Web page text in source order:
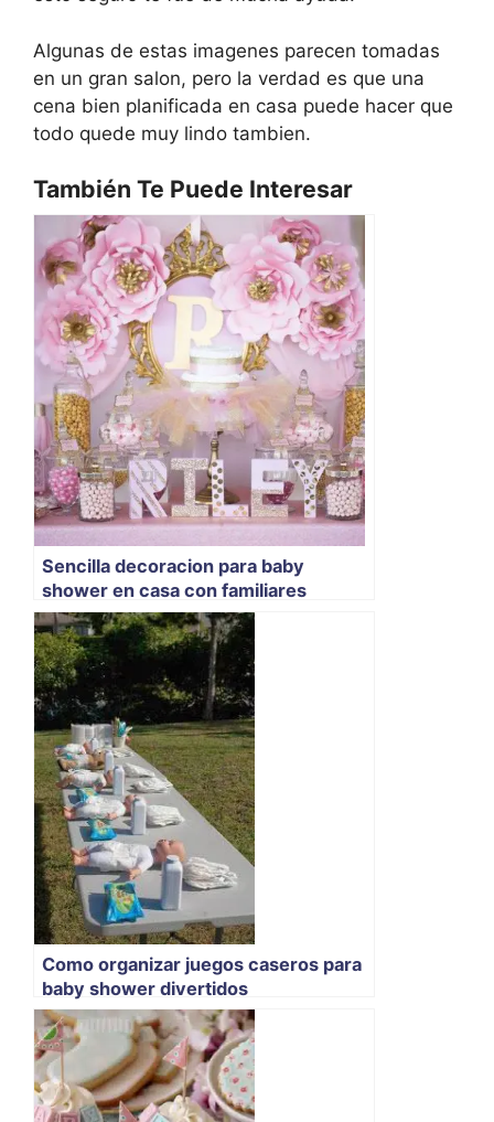
Algunas de estas imagenes parecen tomadas
en un gran salon, pero la verdad es que una
cena bien planificada en casa puede hacer que
todo quede muy lindo tambien.
También Te Puede Interesar
Sencilla decoracion para baby
shower en casa con familiares
Como organizar juegos caseros para
baby shower divertidos